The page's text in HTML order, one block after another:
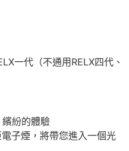
一代（不通用RELX四代、
紛的體驗
子煙，將帶您進入一個光